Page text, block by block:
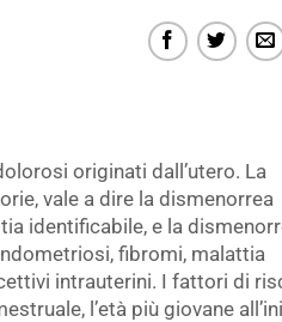
originati dall’utero. La
vale a dire la dismenorrea
identificabile, e la
fibromi, malattia
intrauterini. I fattori di
l’età più giovane